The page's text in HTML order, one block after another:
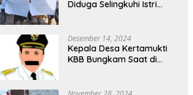
Diduga Selingkuhi Istri
Desember 14, 2024
Kepala Desa Kertamukti
KBB Bungkam Saat di